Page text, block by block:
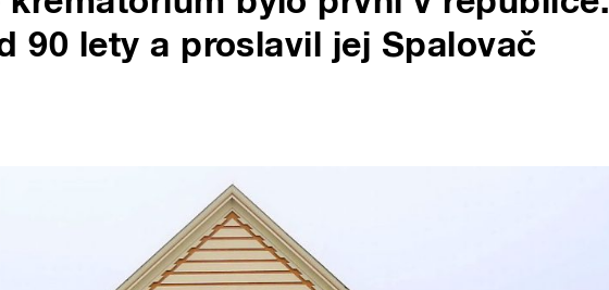
90 lety a proslavil jej Spalovač